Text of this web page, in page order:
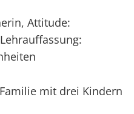
Attitude:
mit drei Kindern